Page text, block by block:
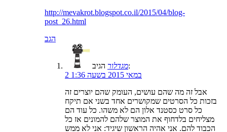
http://mevakrot.blogspot.co.il/2015/04/blog-
post_26.html
הגב
מגדלורהגיב:
2 במאי 2015 בשעה 1:36
אבל זה מה שהם עושים, העומק שהם יוצרים זה
בזכות כל הסרטים שמקושרים אחד בשני אם תיקח
כל סרט כסטנד אלון הם לא משהו. כל עוד הם
מצליחים בלדחוף את המוצר שלהם להמונים אז כל
הכבוד להם. אני אהיה הראשון שיגיד: אני לא ממש